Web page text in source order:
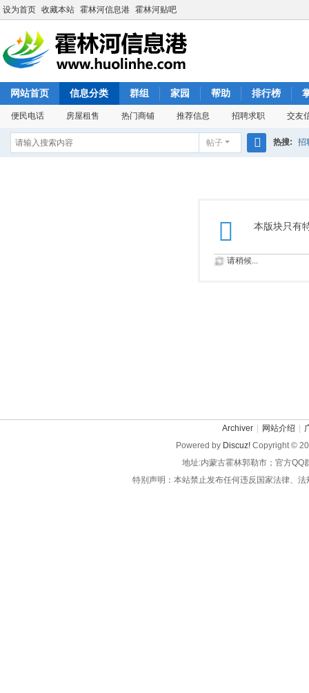
设为首页 收藏本站 霍林河信息港 霍林河贴吧
网站首页 信息分类 群组 家园 帮助 排行榜
便民电话 房屋租售 热门商铺 推荐信息 招聘求职 交友
帖子 热搜: 招
本版块只有
请稍候...
Archiver 网站介绍
Powered by Discuz! Copyright ©
地址:内蒙古霍林郭勒市；官方QQ
特别声明：本站禁止发布任何违反国家法律、